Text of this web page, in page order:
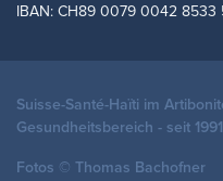
​IBAN: CH89 0079 0042 8533
Suisse-Santé-Haïti im
Gesundheitsbereich - seit 1991
Fotos © Thomas Bachofner